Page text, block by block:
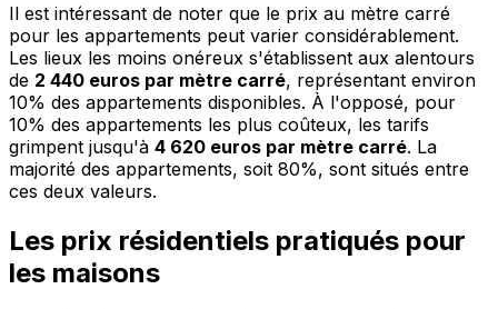
Il est intéressant de noter que le prix au mètre carré
pour les appartements peut varier considérablement.
Les lieux les moins onéreux s'établissent aux alentours
de 2 440 euros par mètre carré, représentant environ
10% des appartements disponibles. À l'opposé, pour
10% des appartements les plus coûteux, les tarifs
grimpent jusqu'à 4 620 euros par mètre carré. La
majorité des appartements, soit 80%, sont situés entre
ces deux valeurs.
Les prix résidentiels pratiqués pour
les maisons